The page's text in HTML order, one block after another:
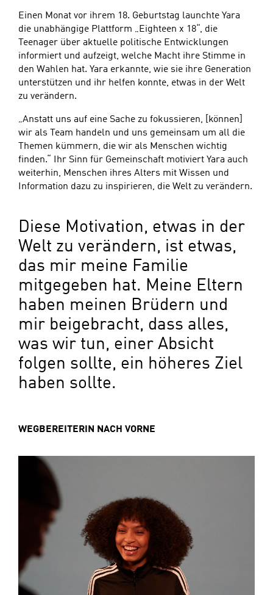
Einen Monat vor ihrem 18. Geburtstag launchte Yara
die unabhängige Plattform „Eighteen x 18“, die
Teenager über aktuelle politische Entwicklungen
informiert und aufzeigt, welche Macht ihre Stimme in
den Wahlen hat. Yara erkannte, wie sie ihre Generation
unterstützen und ihr helfen konnte, etwas in der Welt
zu verändern.
„Anstatt uns auf eine Sache zu fokussieren, [können]
wir als Team handeln und uns gemeinsam um all die
Themen kümmern, die wir als Menschen wichtig
finden.“ Ihr Sinn für Gemeinschaft motiviert Yara auch
weiterhin, Menschen ihres Alters mit Wissen und
Information dazu zu inspirieren, die Welt zu verändern.
Diese Motivation, etwas in der
Welt zu verändern, ist etwas,
das mir meine Familie
mitgegeben hat. Meine Eltern
haben meinen Brüdern und
mir beigebracht, dass alles,
was wir tun, einer Absicht
folgen sollte, ein höheres Ziel
haben sollte.
WEGBEREITERIN NACH VORNE